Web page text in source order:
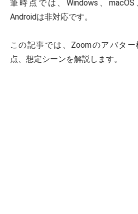
筆時点では、Windows、macOS
Androidは非対応です。
この記事では、Zoomのアバタ
点、想定シーンを解説します。